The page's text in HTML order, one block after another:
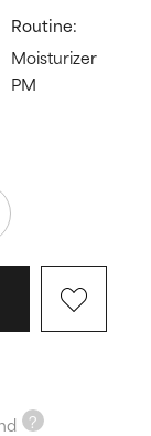
Routine:
Moisturizer
PM